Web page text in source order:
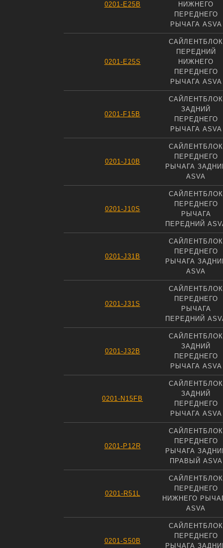
0201-E25B
НИЖНЕГО
ПЕРЕДНЕГО
РЫЧАГА ASVA
0201-E25S
САЙЛЕНТБЛОК
ПЕРЕДНИЙ
НИЖНЕГО
ПЕРЕДНЕГО
РЫЧАГА ASVA
0201-F15B
САЙЛЕНТБЛОК
ЗАДНИЙ
ПЕРЕДНЕГО
РЫЧАГА ASVA
0201-J10B
САЙЛЕНТБЛОК
ПЕРЕДНЕГО
РЫЧАГА
ASVA
0201-J10S
САЙЛЕНТБЛОК
ПЕРЕДНЕГО
РЫЧАГА
ПЕРЕДНИЙ
0201-J31B
САЙЛЕНТБЛОК
ПЕРЕДНЕГО
РЫЧАГА
ASVA
0201-J31S
САЙЛЕНТБЛОК
ПЕРЕДНЕГО
РЫЧАГА
ПЕРЕДНИЙ
0201-J32B
САЙЛЕНТБЛОК
ЗАДНИЙ
ПЕРЕДНЕГО
РЫЧАГА ASVA
0201-N15FB
САЙЛЕНТБЛОК
ЗАДНИЙ
ПЕРЕДНЕГО
РЫЧАГА ASVA
0201-P12R
САЙЛЕНТБЛОК
ПЕРЕДНЕГО
РЫЧАГА
ПРАВЫЙ ASVA
0201-R51L
САЙЛЕНТБЛОК
ПЕРЕДНЕГО
НИЖНЕГО
ASVA
0201-S50B
САЙЛЕНТБЛОК
ПЕРЕДНЕГО
РЫЧАГА